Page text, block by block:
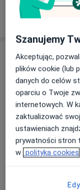
W jaki sposób
Adresy (3)
Adres 1
Centrum
ul.
Starogajowa
Szanujemy
Akceptując,
plików cookie (lub
danych do celów
oparciu o Twoje
internetowych. W
zaktualizować
ustawieniach
prywatności stron
w polityka cookies